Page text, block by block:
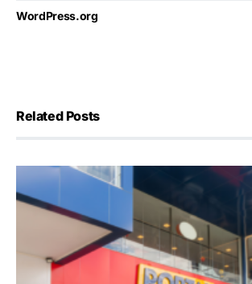
WordPress.org
Related Posts